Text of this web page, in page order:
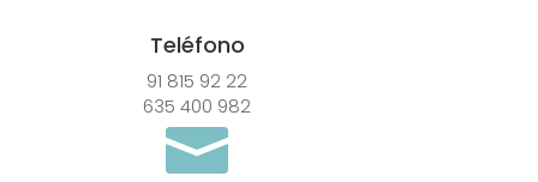
Teléfono
91 815 92 22
635 400 982
